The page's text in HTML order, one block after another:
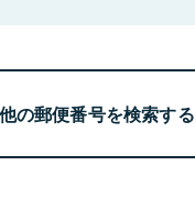
他の郵便番号を検索する